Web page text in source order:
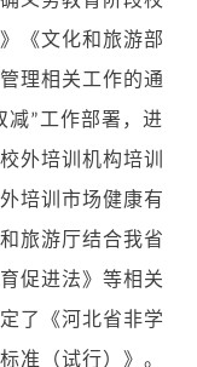
《文化和旅游部
理相关工作的通
减”工作部署，进
外培训机构培训
培训市场健康有
旅游厅结合我省
促进法》等相关
了《河北省非学
准（试行）》。